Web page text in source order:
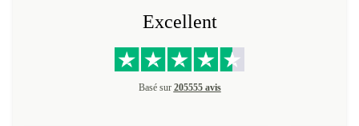
Excellent
Basé sur 205555 avis